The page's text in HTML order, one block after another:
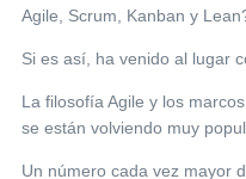
Agile, Scrum, Kanban y
Si es así, ha venido al lugar
La filosofía Agile y los
se están volviendo muy
Un número cada vez mayor